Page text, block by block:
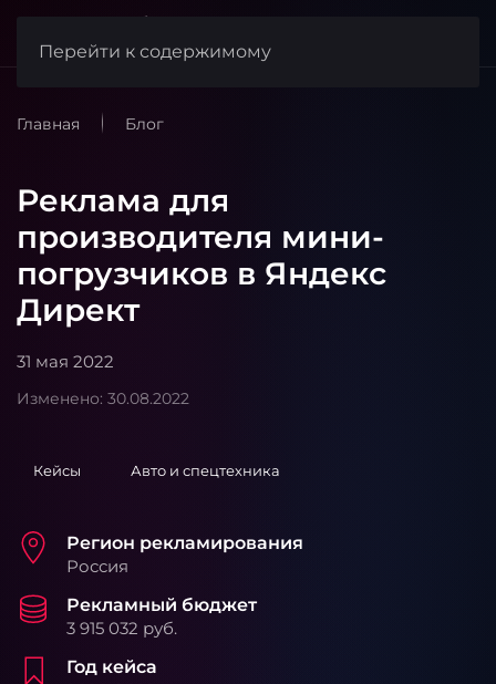
Перейти к содержимому
веб-студия
FishCode
Главная Блог
Реклама для
производителя мини-
погрузчиков в Яндекс
Директ
31 мая 2022
Изменено: 30.08.2022
Кейсы Авто и спецтехника
Регион рекламирования
Россия
Рекламный бюджет
3 915 032 руб.
Год кейса